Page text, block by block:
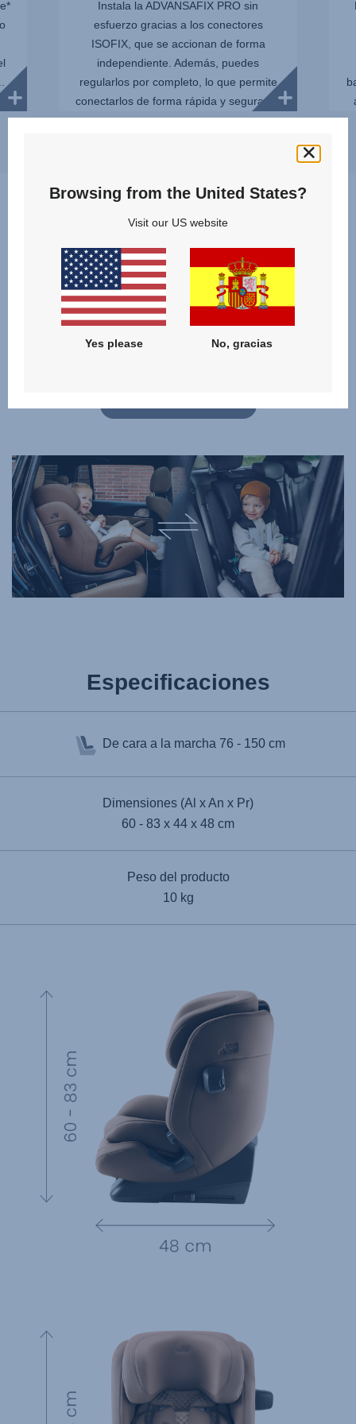
Instala la ADVANSAFIX PRO sin
esfuerzo gracias a los conectores
ISOFIX, que se accionan de forma
independiente. Además, puedes
regularlos por completo, lo que permite
conectarlos de forma rápida y segura sin
dañar l...
¿Qué producto es mejor para
mí y para mi hijo?
¡Descubre y compara nuestros modelos de la categoría
SILLAS DE COCHE COMBINADAS
Especificaciones
De cara a la marcha 76 - 150 cm
Dimensiones (Al x An x Pr)
60 - 83 x 44 x 48 cm
Peso del producto
10 kg
Browsing from the United States?
Visit our US website
Yes please No, gracias